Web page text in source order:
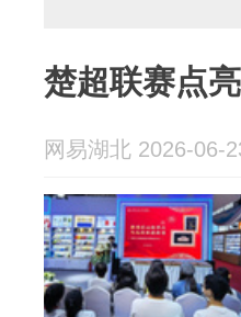
楚超联赛点
网易湖北 2026-06-